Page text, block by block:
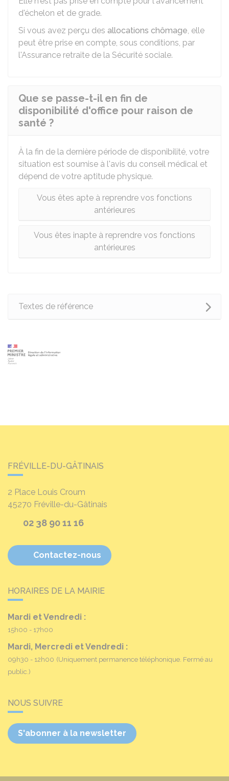
d'échelon et de grade.
Si vous avez perçu des allocations chômage, elle
peut être prise en compte, sous conditions, par
l'Assurance retraite de la Sécurité sociale.
Que se passe-t-il en fin de
disponibilité d'office pour raison de
santé ?
À la fin de la dernière période de disponibilité, votre
situation est soumise à l'avis du conseil médical et
dépend de votre aptitude physique.
Vous êtes apte à reprendre vos fonctions
antérieures
Vous êtes inapte à reprendre vos fonctions
antérieures
Textes de référence
FRÉVILLE-DU-GÂTINAIS
2 Place Louis Croum
45270 Fréville-du-Gâtinais
02 38 90 11 16
Contactez-nous
HORAIRES DE LA MAIRIE
Mardi et Vendredi :
15h00 - 17h00
Mardi, Mercredi et Vendredi :
09h30 - 12h00 (Uniquement permanence téléphonique. Fermé au
public.)
NOUS SUIVRE
S'abonner à la newsletter